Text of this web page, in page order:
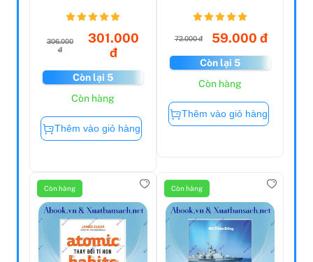
Approach Grade
306.000
đ
301.000
đ
Còn lại 5
Còn hàng
Thêm vào giỏ hàng
72.000 đ 59.000 đ
Còn lại 5
Còn hàng
Thêm vào giỏ hàng
Còn hàng Còn hàng